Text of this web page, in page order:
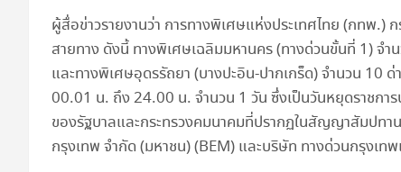
ผู้สื่อข่าวรายงานว่า ​การทางพิเศษแห่งประเทศไทย (กทพ.)
สายทาง ดังนี้ ทางพิเศษเฉลิมมหานคร (ทางด่วนขั้นที่ 1) จ
และทางพิเศษอุดรรัถยา (บางปะอิน-ปากเกร็ด) จำนวน
00.01 น. ถึง 24.00 น. จำนวน 1 วัน ซึ่งเป็นวันหยุดราชกา
ของรัฐบาลและกระทรวงคมนาคมที่ปรากฏในสัญญาสัมปทา
กรุงเทพ จำกัด (มหาชน) (BEM) และบริษัท ทางด่วนกรุงเท